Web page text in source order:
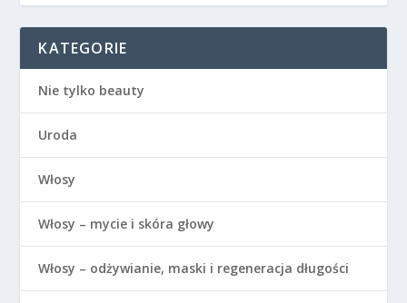
KATEGORIE
Nie tylko beauty
Uroda
Włosy
Włosy – mycie i skóra głowy
Włosy – odżywianie, maski i regeneracja długości